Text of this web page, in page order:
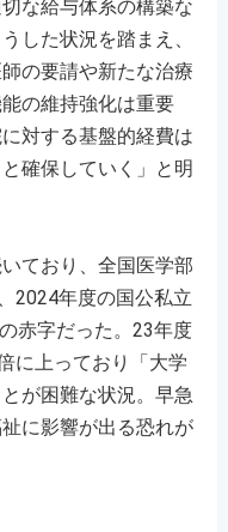
な給与体系の構築な
した状況を踏まえ、
の要請や新たな治療
の維持強化は重要
対する基盤的経費は
確保していく」と明
ており、全国医学部
2024年度の国公私立
赤字だった。23年度
に上っており「大学
が困難な状況。早急
に影響が出る恐れが